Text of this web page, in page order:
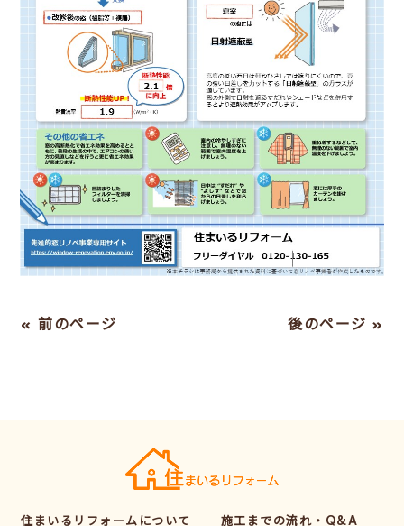
« 前のページ 後のページ »